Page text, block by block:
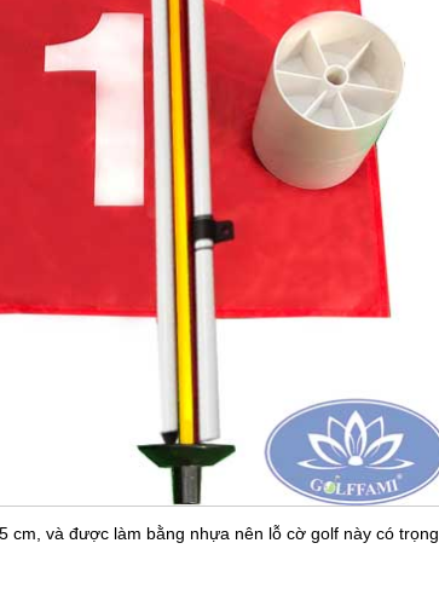
và được làm bằng nhựa nên lỗ cờ golf này có